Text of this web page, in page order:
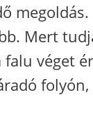
megoldás.
Mert
véget
folyón,